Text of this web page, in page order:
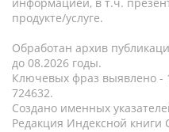
информацией, в т.ч.
продукте/услуге.
Обработан архив
до 08.2026 годы.
Ключевых фраз выявлено -
724632.
Создано именных
Редакция Индексной книги